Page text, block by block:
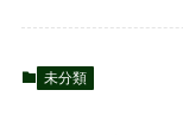
未分類